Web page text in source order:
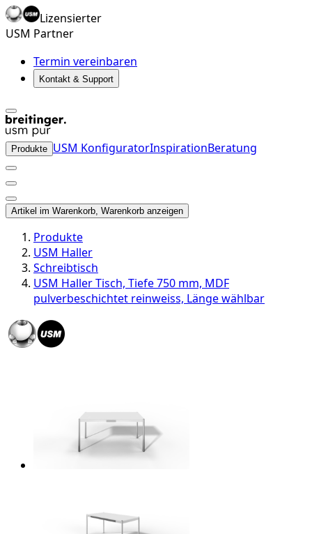
Lizensierter
USM Partner
Termin vereinbaren
Kontakt & Support
Produkte USM KonfiguratorInspirationBeratung
Artikel im Warenkorb, Warenkorb anzeigen
Produkte
USM Haller
Schreibtisch
USM Haller Tisch, Tiefe 750 mm, MDF
pulverbeschichtet reinweiss, Länge wählbar